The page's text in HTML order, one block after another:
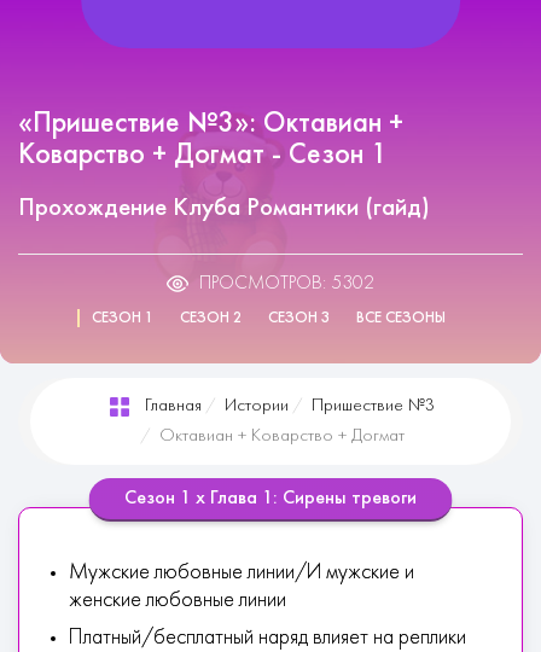
«Пришествие №3»: Октавиан +
Коварство + Догмат - Сезон 1
Прохождение Клуба Романтики (гайд)
ПРОСМОТРОВ: 5302
СЕЗОН 1 СЕЗОН 2 СЕЗОН 3 ВСЕ СЕЗОНЫ
Главная Истории
Пришествие №3
Октавиан + Коварство + Догмат
Сезон 1 х Глава 1: Сирены тревоги
Мужские любовные линии/И мужские и
женские любовные линии
Платный/бесплатный наряд влияет на реплики